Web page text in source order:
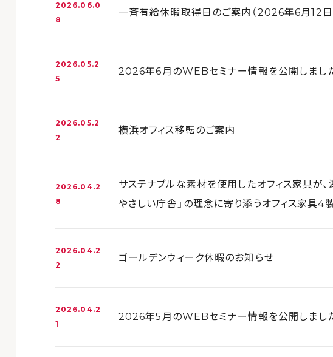
2026.06.0
8
一斉有給休暇取得日のご案内（2026年6月12日
2026.05.2
5
2026年6月のWEBセミナー情報を公開しまし
2026.05.2
2
横浜オフィス移転のご案内
2026.04.2
8
サステナブルな素材を使用したオフィス家具が
やさしい庁舎」の理念に寄り添うオフィス家具4
2026.04.2
2
ゴールデンウィーク休暇のお知らせ
2026.04.2
1
2026年5月のWEBセミナー情報を公開しまし